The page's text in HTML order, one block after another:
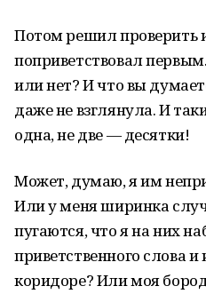
Потом решил проверить
поприветствовал
или нет? И что вы
даже не взглянула. И
одна, не две — десятки!
Может, думаю, я им
Или у меня ширинка
пугаются, что я на них
приветственного слова
коридоре? Или моя